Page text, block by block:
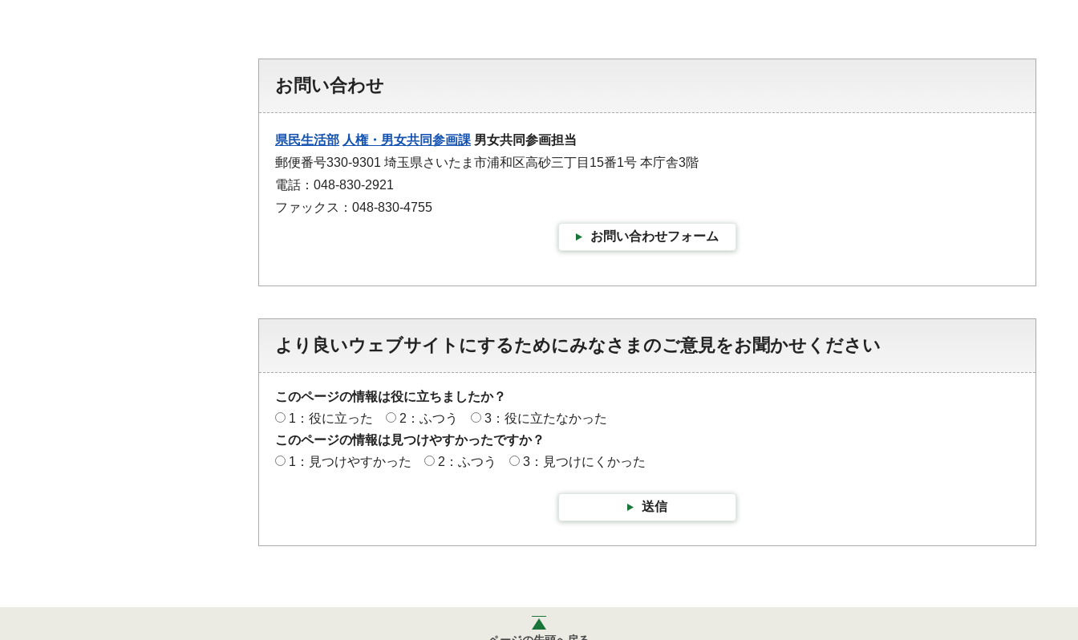
お問い合わせ
県民生活部 人権・男女共同参画課 男女共同参画担当
郵便番号330-9301 埼玉県さいたま市浦和区高砂三丁目15番1号 本庁舎3階
電話：048-830-2921
ファックス：048-830-4755
お問い合わせフォーム
より良いウェブサイトにするためにみなさまのご意見をお聞かせください
このページの情報は役に立ちましたか？
1：役に立った
2：ふつう
3：役に立たなかった
このページの情報は見つけやすかったですか？
1：見つけやすかった
2：ふつう 3：見つけにくかった
送信